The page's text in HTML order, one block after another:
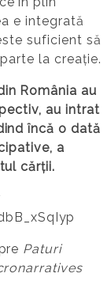
e integrată
suficient să
la creație.
România au
au intrat
încă o dată
a
cărții.
Paturi